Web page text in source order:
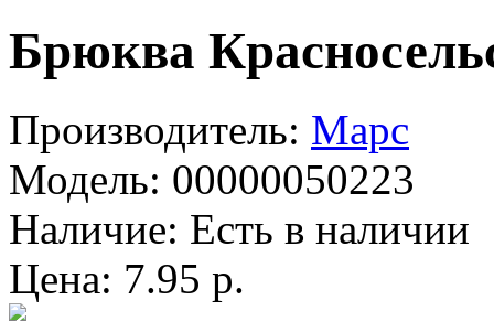
Брюква
Производитель: Марс
Модель: 00000050223
Наличие: Есть в наличии
Цена: 7.95 р.